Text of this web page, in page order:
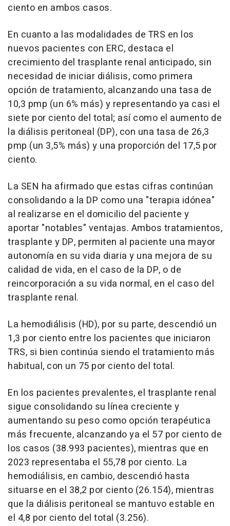
ciento en ambos casos.
En cuanto a las modalidades de TRS en los
nuevos pacientes con ERC, destaca el
crecimiento del trasplante renal anticipado, sin
necesidad de iniciar diálisis, como primera
opción de tratamiento, alcanzando una tasa de
10,3 pmp (un 6% más) y representando ya casi el
siete por ciento del total; así como el aumento de
la diálisis peritoneal (DP), con una tasa de 26,3
pmp (un 3,5% más) y una proporción del 17,5 por
ciento.
La SEN ha afirmado que estas cifras continúan
consolidando a la DP como una "terapia idónea"
al realizarse en el domicilio del paciente y
aportar "notables" ventajas. Ambos tratamientos,
trasplante y DP, permiten al paciente una mayor
autonomía en su vida diaria y una mejora de su
calidad de vida, en el caso de la DP, o de
reincorporación a su vida normal, en el caso del
trasplante renal.
La hemodiálisis (HD), por su parte, descendió un
1,3 por ciento entre los pacientes que iniciaron
TRS, si bien continúa siendo el tratamiento más
habitual, con un 75 por ciento del total.
En los pacientes prevalentes, el trasplante renal
sigue consolidando su línea creciente y
aumentando su peso como opción terapéutica
más frecuente, alcanzando ya el 57 por ciento de
los casos (38.993 pacientes), mientras que en
2023 representaba el 55,78 por ciento. La
hemodiálisis, en cambio, descendió hasta
situarse en el 38,2 por ciento (26.154), mientras
que la diálisis peritoneal se mantuvo estable en
el 4,8 por ciento del total (3.256).